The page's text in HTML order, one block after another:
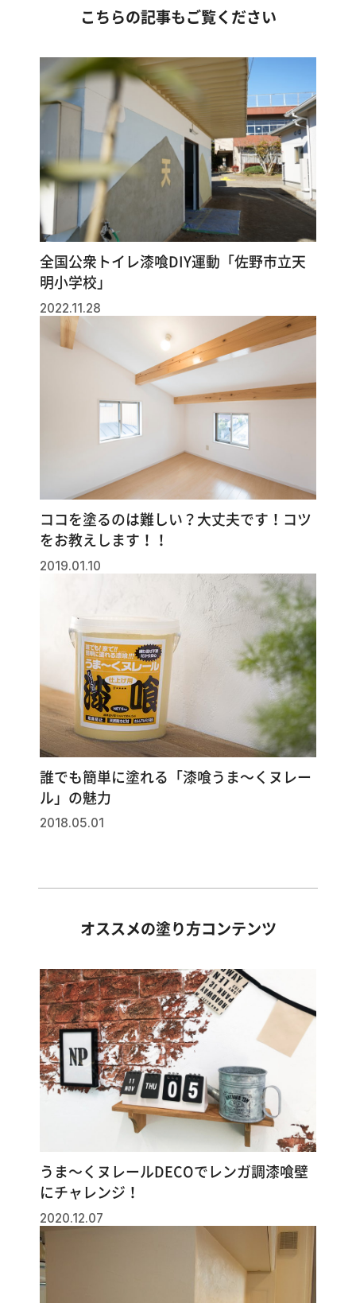
こちらの記事もご覧ください
全国公衆トイレ漆喰DIY運動「佐野市立天
明小学校」
2022.11.28
ココを塗るのは難しい？大丈夫です！コツ
をお教えします！！
2019.01.10
誰でも簡単に塗れる「漆喰うま～くヌレー
ル」の魅力
2018.05.01
オススメの塗り方コンテンツ
うま～くヌレールDECOでレンガ調漆喰壁
にチャレンジ！
2020.12.07